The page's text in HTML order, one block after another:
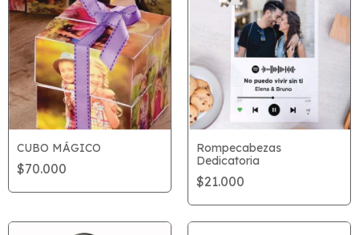
CUBO MÁGICO
$70.000
Rompecabezas
Dedicatoria
$21.000